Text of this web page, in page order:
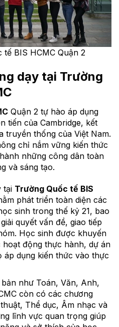
tế BIS HCMC Quận 2
dạy tại Trường
Quận 2 tự hào áp dụng
tiến của Cambridge, kết
truyền thống của Việt Nam.
chỉ nắm vững kiến thức
những công dân toàn
và sáng tạo.
tại Trường Quốc tế BIS
phát triển toàn diện các
sinh trong thế kỷ 21, bao
quyết vấn đề, giao tiếp
Học sinh được khuyến
hoạt động thực hành, dự án
dụng kiến thức vào thực
như Toán, Văn, Anh,
còn có các chương
Thể dục, Âm nhạc và
lĩnh vực quan trọng giúp